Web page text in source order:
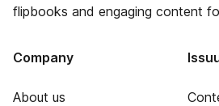
flipbooks and engaging content
Company
About us